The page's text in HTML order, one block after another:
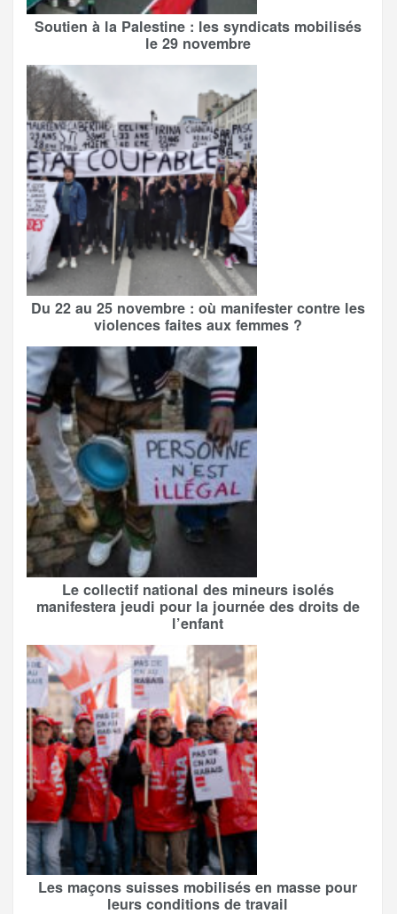
Soutien à la Palestine : les syndicats mobilisés
le 29 novembre
Du 22 au 25 novembre : où manifester contre les
violences faites aux femmes ?
Le collectif national des mineurs isolés
manifestera jeudi pour la journée des droits de
l’enfant
Les maçons suisses mobilisés en masse pour
leurs conditions de travail